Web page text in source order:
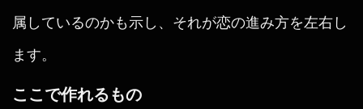
属しているのかも示し、それが恋の進み方を左右し
ます。
ここで作れるもの